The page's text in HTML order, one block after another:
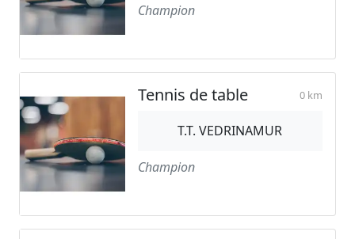
Champion
Tennis de table 0 km
T.T. VEDRINAMUR
Champion